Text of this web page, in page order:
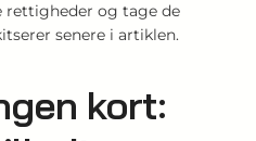
rettigheder og tage de
senere i artiklen.
kort: